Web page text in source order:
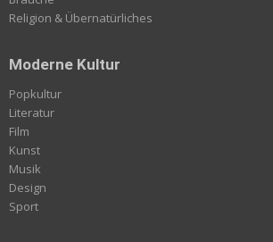
Religion & Übernatürliches
Moderne Kultur
Popkultur
Literatur
Film
Kunst
Musik
Design
Sport